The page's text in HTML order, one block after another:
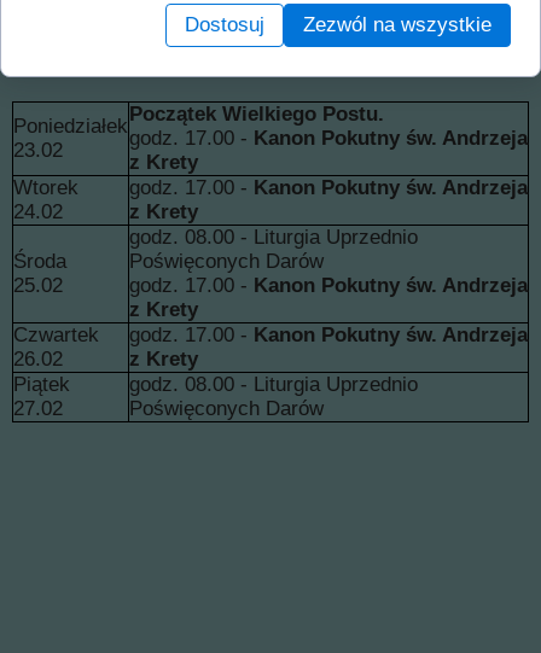
W środę (25 lutego) i piątek (27 lutego) o godz. 8.00 -
Liturgia Uprzednio Poświęconych Darów.
Poniedziałek
23.02
Początek Wielkiego Postu.
godz. 17.00 - Kanon Pokutny św. Andrzeja
z Krety
Wtorek
24.02
godz. 17.00 - Kanon Pokutny św. Andrzeja
z Krety
Środa
25.02
godz. 08.00 - Liturgia Uprzednio
Poświęconych Darów
godz. 17.00 - Kanon Pokutny św. Andrzeja
z Krety
Czwartek
26.02
godz. 17.00 - Kanon Pokutny św. Andrzeja
z Krety
Piątek
27.02
godz. 08.00 - Liturgia Uprzednio
Poświęconych Darów
Dostosuj Zezwól na wszystkie